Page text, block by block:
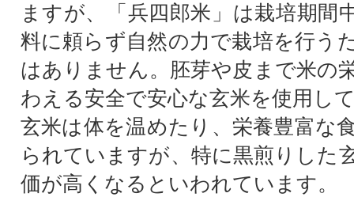
ますが、「兵四郎米」は栽培期間
料に頼らず自然の力で栽培を行う
はありません。胚芽や皮まで米の
わえる安全で安心な玄米を使用し
玄米は体を温めたり、栄養豊富な
られていますが、特に黒煎りした
価が高くなるといわれています。